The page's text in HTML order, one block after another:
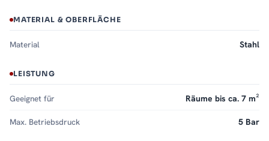
MATERIAL & OBERFLÄCHE
Material Stahl
LEISTUNG
Geeignet für Räume bis ca. 7 m²
Max. Betriebsdruck 5 Bar